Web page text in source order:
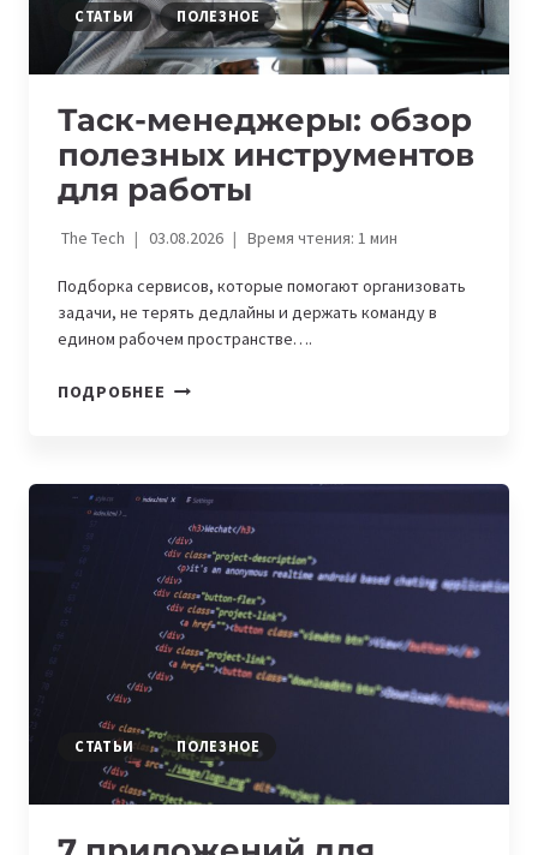
ЧТО
ЭТО
ЗНАЧИТ
КАЗАХСТАНА
СТАТЬИ ПОЛЕЗНОЕ
Таск-менеджеры: обзор
полезных инструментов
для работы
The Tech 03.08.2026 Время чтения: 1мин
Подборка сервисов, которые помогают организовать
задачи, не терять дедлайны и держать команду в
едином рабочем пространстве….
ПОДРОБНЕЕ ТАСК-
ИНСТРУМЕНТОВ
ДЛЯ
РАБОТЫ
СТАТЬИ ПОЛЕЗНОЕ